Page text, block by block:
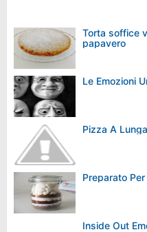
Torta soffice
papavero
Le Emozioni
Pizza A
Preparato
Inside Out